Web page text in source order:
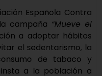
Española Contra
campaña “Mueve el
a adoptar hábitos
el sedentarismo, la
de tabaco y
a la población a